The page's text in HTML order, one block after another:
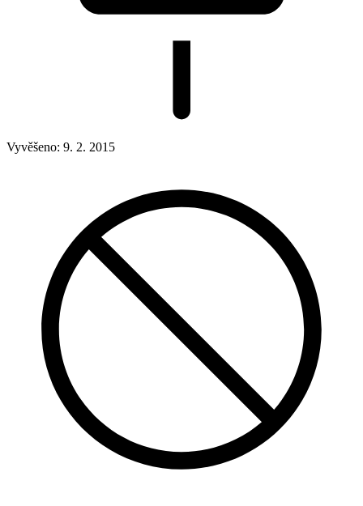
Vyvěšeno: 9. 2. 2015